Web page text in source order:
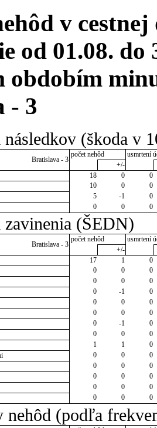
v cestnej
od 01.08. do
obdobím
- 3
(škoda v
Bratislava - 3
počet nehôd
usmrtení
+/-
18 0
0
10 0
0
5 -1
0
0 0 0
(ŠEDN)
Bratislava - 3
počet nehôd
usmrtení
+/-
17 1
0
0 0
0
0 0
0
0 -1
0
0 0
0
0 0
0
0 -1
0
0 0
0
1 1
0
0 0
0
0 0
0
0 0
0
0 0
0
0 0 0
nehôd (podľa